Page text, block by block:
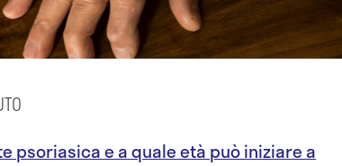
psoriasica e a quale età può iniziare a